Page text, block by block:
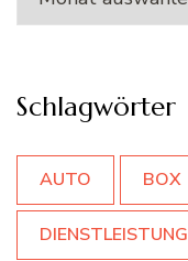
Schlagwörter
AUTO BOX
DIENSTLEISTUNG